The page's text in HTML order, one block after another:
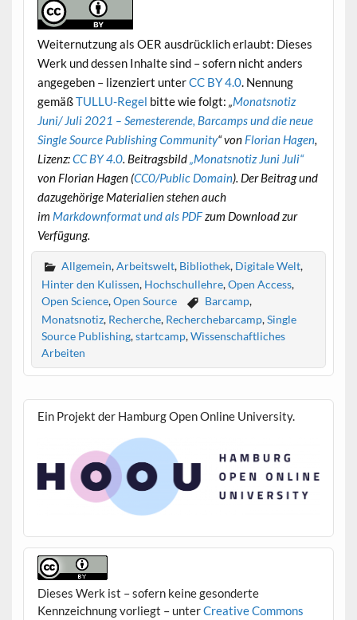
Weiternutzung als OER ausdrücklich erlaubt: Dieses
Werk und dessen Inhalte sind – sofern nicht anders
angegeben – lizenziert unterCC BY 4.0. Nennung
gemäßTULLU-Regel bitte wie folgt: „Monatsnotiz
Juni/ Juli 2021 – Semesterende, Barcamps und die neue
Single Source Publishing Community“von Florian Hagen,
Lizenz:CC BY 4.0. Beitragsbild„Monatsnotiz Juni Juli“
von Florian Hagen (CC0/Public Domain). Der Beitrag und
dazugehörige Materialien stehen auch
im Markdownformat und als PDFzum Download zur
Verfügung.
Allgemein,Arbeitswelt, Bibliothek, Digitale Welt,
Hinter den Kulissen, Hochschullehre,Open Access,
Open Science,Open Source Barcamp,
Monatsnotiz, Recherche, Recherchebarcamp,Single
Source Publishing,startcamp,Wissenschaftliches
Arbeiten
Ein Projekt der Hamburg Open Online University.
Dieses Werk ist – sofern keine gesonderte
Kennzeichnung vorliegt – unterCreative Commons